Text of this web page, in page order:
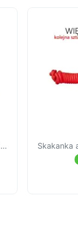
Gimnastyka z Panem Miłoszem